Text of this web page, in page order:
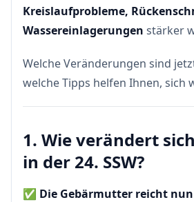
Kreislaufprobleme,
Wassereinlagerungen stärker
Welche Veränderungen sind
welche Tipps helfen Ihnen, sich
1. Wie verändert
in der 24. SSW?
✅ Die Gebärmutter reicht